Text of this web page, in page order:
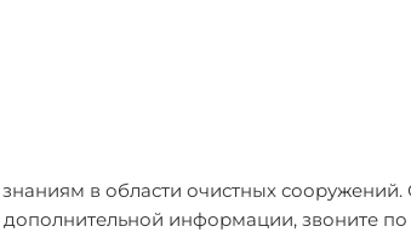
в области очистных
информации, звоните